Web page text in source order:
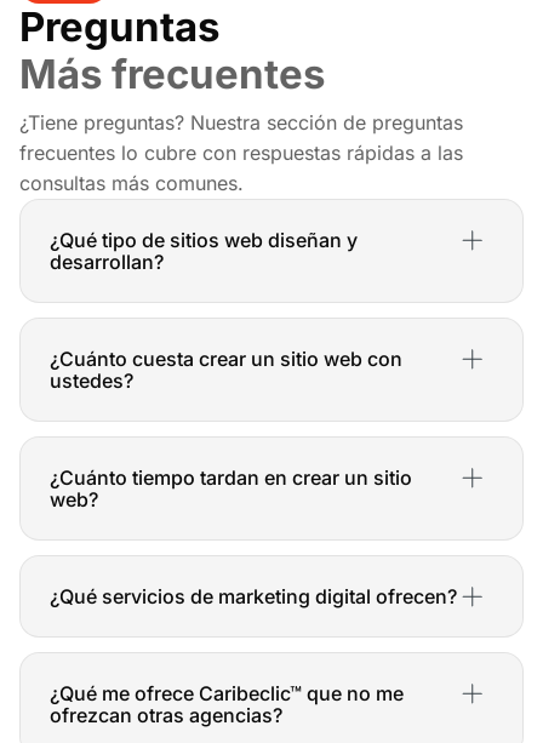
Preguntas
Más frecuentes
¿Tiene preguntas? Nuestra sección de preguntas
frecuentes lo cubre con respuestas rápidas a las
consultas más comunes.
¿Qué tipo de sitios web diseñan y
desarrollan?
Diseñamos y desarrollamos sitios web a medida para todo
corporativos y tiendas online hasta plataformas educativas
y blogs, nos adaptamos a tus necesidades y objetivos
para crear una solución web que te ayude a alcanzar el
¿Cuánto cuesta crear un sitio web con
ustedes?
El coste de un sitio web varía en función de diversos
requerida, la cantidad de contenido y las integraciones
necesarias. Para darte un presupuesto preciso,
necesitamos conocer los detalles de tu proyecto.
una propuesta personalizada.
¿Cuánto tiempo tardan en crear un sitio
web?
El tiempo de desarrollo de un sitio web depende de su
tardar entre 4 y 12 semanas. Sin embargo, nos esforzamos
por adaptarnos a tus necesidades y plazos para entregar
tu sitio web lo antes posible.
¿Qué servicios de marketing digital ofrecen?
Ofrecemos una amplia gama de servicios de marketing
búsqueda), SEM (publicidad en buscadores), marketing de
contenidos, redes sociales, email marketing y analítica web.
¿Qué me ofrece Caribeclic™ que no me
ofrezcan otras agencias?